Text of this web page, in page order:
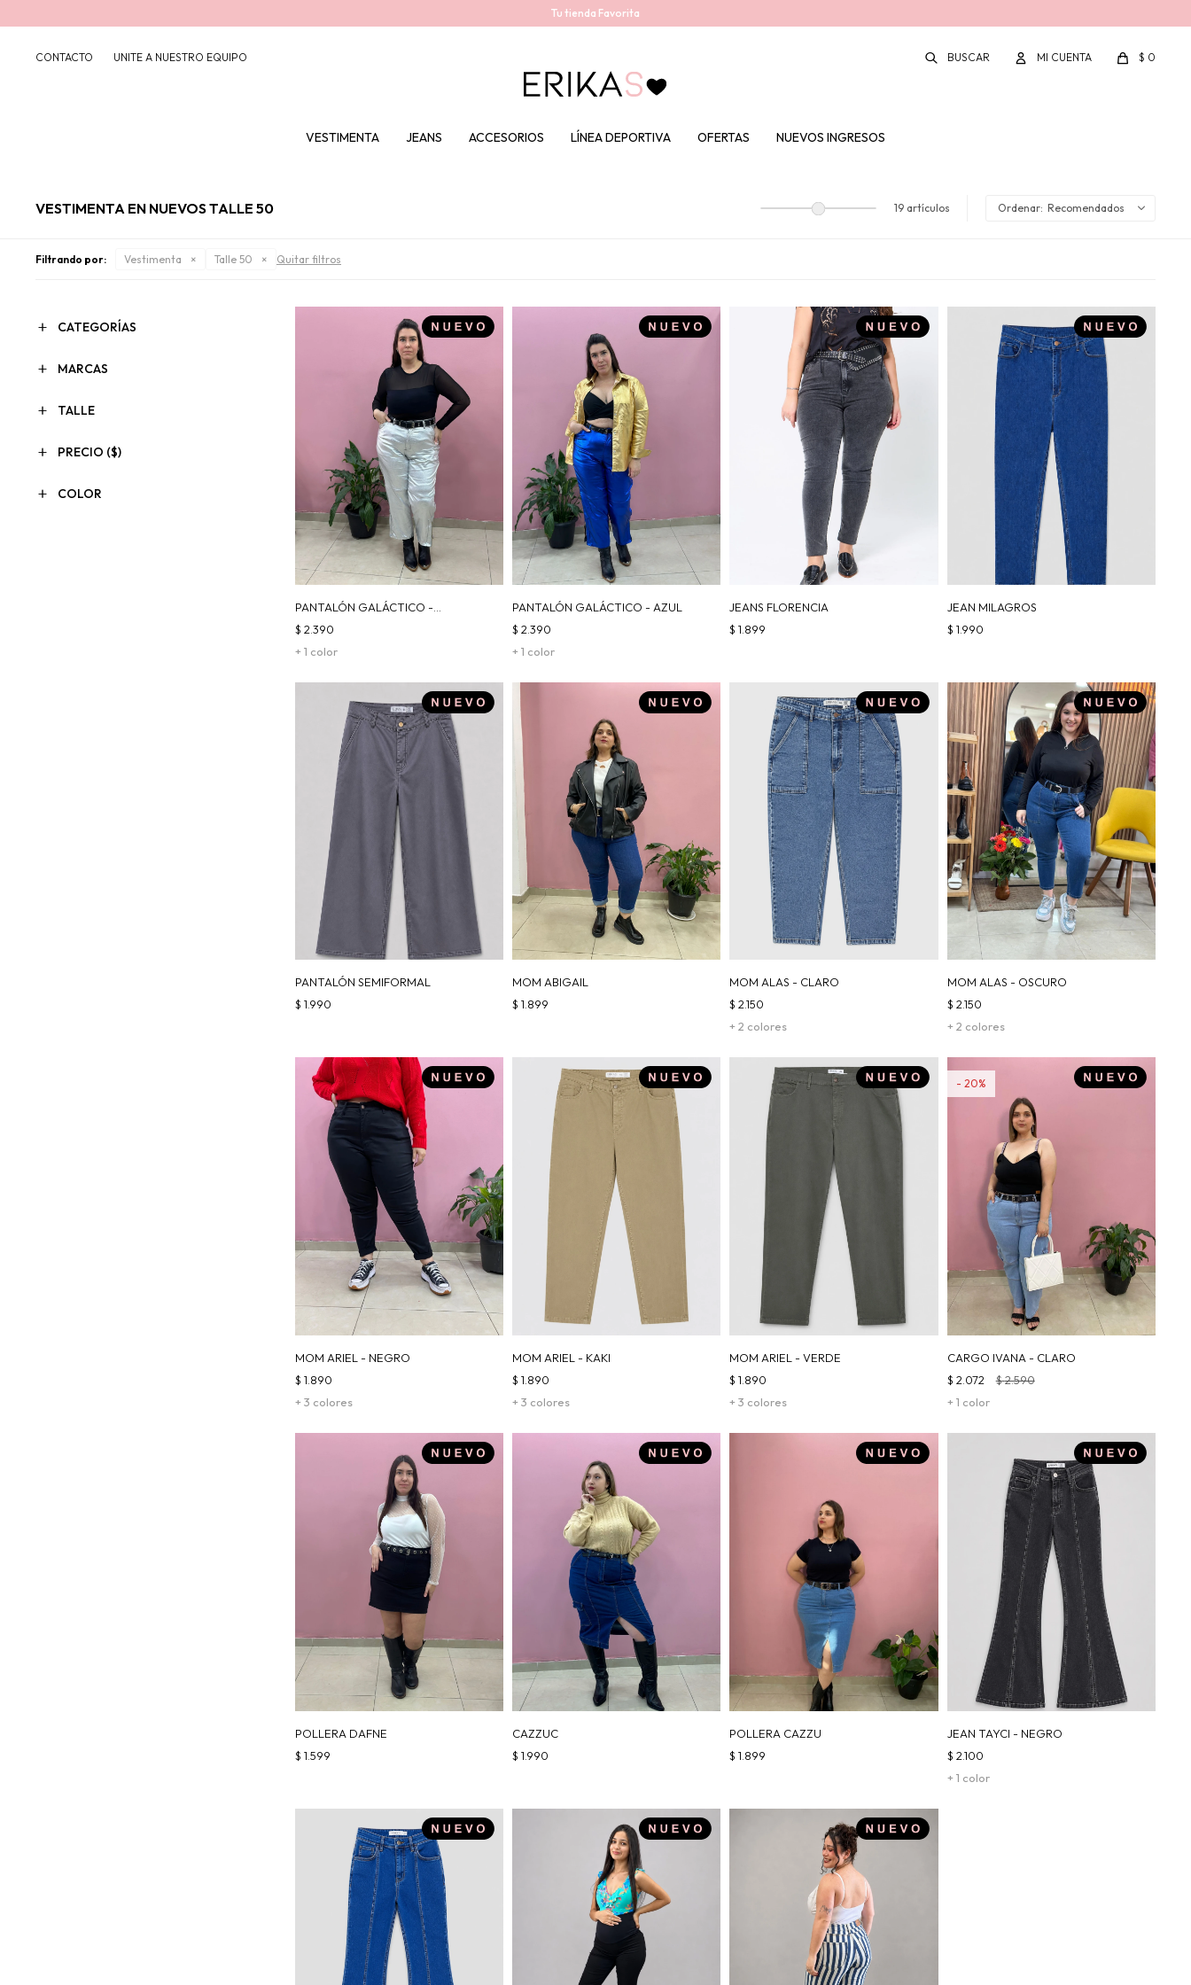
Tu tienda Favorita
VESTIMENTA JEANS ACCESORIOS LÍNEA DEPORTIVA OFERTAS NUEVOS INGRESOS
$ 0
CONTACTO UNITE A NUESTRO EQUIPO
VESTIMENTA EN NUEVOS TALLE 50 19 artículos Recomendados
Filtrando por: Vestimenta Talle 50 Quitar filtros
PANTALÓN GALÁCTICO -
PLATEADO
+ 1 color
$ 2.390
PANTALÓN GALÁCTICO - AZUL
+ 1 color
$ 2.390
JEANS FLORENCIA
$ 1.899
JEAN MILAGROS
$ 1.990
PANTALÓN SEMIFORMAL
$ 1.990
MOM ABIGAIL
$ 1.899
MOM ALAS - CLARO
+ 2 colores
$ 2.150
MOM ALAS - OSCURO
+ 2 colores
$ 2.150
MOM ARIEL - NEGRO
+ 3 colores
$ 1.890
MOM ARIEL - KAKI
+ 3 colores
$ 1.890
MOM ARIEL - VERDE
+ 3 colores
$ 1.890
CARGO IVANA - CLARO
+ 1 color
$ 2.072 $2.590
20
POLLERA DAFNE
$ 1.599
CAZZUC
$ 1.990
POLLERA CAZZU
$ 1.899
JEAN TAYCI - NEGRO
+ 1 color
$ 2.100
CATEGORÍAS
MARCAS
TALLE
PRECIO ($)
COLOR